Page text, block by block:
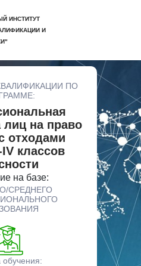
ИНСТИТУТ
И
ПО
лиц на право
отходами
классов
на базе:
СРЕДНЕГО